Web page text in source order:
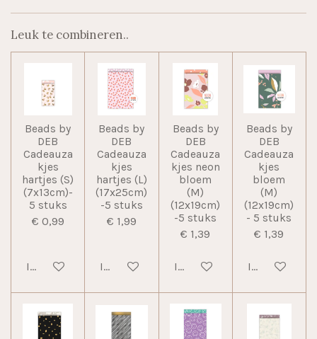
Leuk te combineren..
Beads by
DEB
Cadeauza
kjes
hartjes (S)
(7x13cm)-
5 stuks
€ 0,99
In winkelwagen
Beads by
DEB
Cadeauza
kjes
hartjes (L)
(17x25cm)
-5 stuks
€ 1,99
In winkelwagen
Beads by
DEB
Cadeauza
kjes neon
bloem
(M)
(12x19cm)
-5 stuks
€ 1,39
In winkelwagen
Beads by
DEB
Cadeauza
kjes
bloem
(M)
(12x19cm)
- 5 stuks
€ 1,39
In